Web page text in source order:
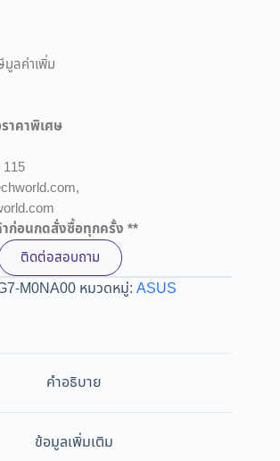
มูลค่าเพิ่ม
าคาพิเศษ
ก่อนกดสั่งซื้อทุกครั้ง **
ติดต่อสอบถาม
M0NA00 หมวดหมู่: ASUS
คำอธิบาย
ข้อมูลเพิ่มเติม